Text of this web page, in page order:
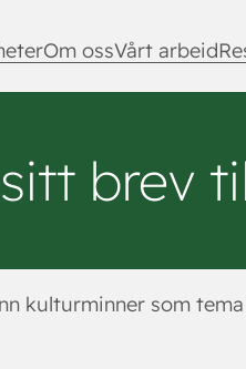
Om ossVårt arbeid
brev
kulturminner som